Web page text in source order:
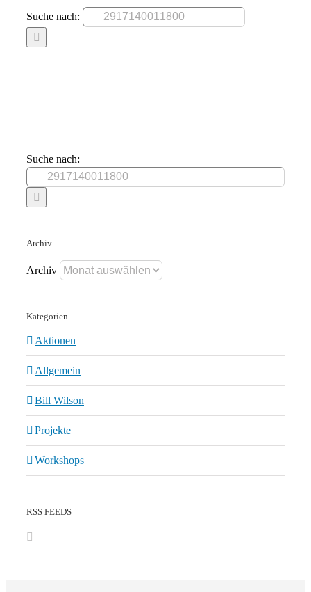
Suche nach:
Suche nach:
Archiv
Archiv
Kategorien
Aktionen
Allgemein
Bill Wilson
Projekte
Workshops
RSS FEEDS